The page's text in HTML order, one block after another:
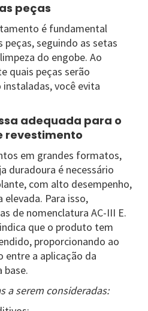
peças
é fundamental
seguindo as setas
do engobe. Ao
quais peças serão
você evita
adequada para o
revestimento
em grandes formatos,
duradoura é necessário
com alto desempenho,
Para isso,
de nomenclatura AC-III E.
que o produto tem
proporcionando ao
entre a aplicação da
base.
a serem consideradas: